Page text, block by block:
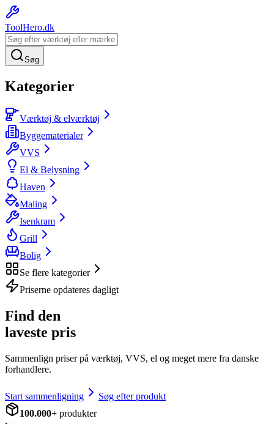
ToolHero.dk
Søg
Kategorier
Værktøj & elværktøj
Byggematerialer
VVS
El & Belysning
Haven
Maling
Isenkram
Grill
Bolig
Se flere kategorier
Priserne opdateres dagligt
Find den
laveste pris
Sammenlign priser på værktøj, VVS, el og meget mere fra danske
forhandlere.
Start sammenligning
Søg efter produkt
100.000+ produkter